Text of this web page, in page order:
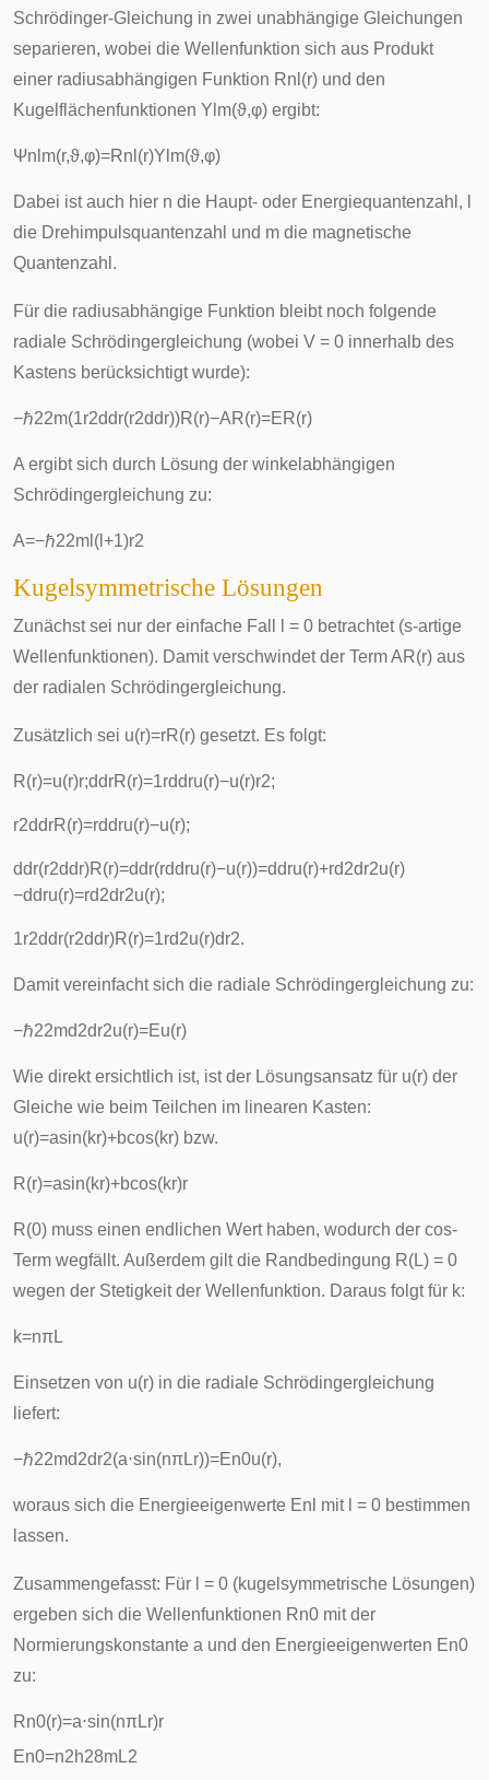
Schrödinger-Gleichung in zwei unabhängige Gleichungen
separieren, wobei die Wellenfunktion sich aus Produkt
einer radiusabhängigen Funktion Rn (r) und den
Kugelflächenfunktionen Y m(ϑ,φ) ergibt:
Ψn m(r,ϑ,φ)=Rn (r)Y m(ϑ,φ)
Dabei ist auch hier n die Haupt- oder Energiequantenzahl,
die Drehimpulsquantenzahl und m die magnetische
Quantenzahl.
Für die radiusabhängige Funktion bleibt noch folgende
radiale Schrödingergleichung (wobei V = 0 innerhalb des
Kastens berücksichtigt wurde):
−ℏ22m(1r2ddr(r2ddr))R(r)−AR(r)=ER(r)
A ergibt sich durch Lösung der winkelabhängigen
Schrödingergleichung zu:
A=−ℏ22m ( +1)r2
Kugelsymmetrische Lösungen
Zunächst sei nur der einfache Fall l = 0 betrachtet (s-artige
Wellenfunktionen). Damit verschwindet der TermAR(r) aus
der radialen Schrödingergleichung.
Zusätzlich sei u(r)=rR(r) gesetzt. Es folgt:
R(r)=u(r)r;ddrR(r)=1rddru(r)−u(r)r2;
r2ddrR(r)=rddru(r)−u(r);
ddr(r2ddr)R(r)=ddr(rddru(r)−u(r))=ddru(r)+rd2dr2u(r)
−ddru(r)=rd2dr2u(r);
1r2ddr(r2ddr)R(r)=1rd2u(r)dr2.
Damit vereinfacht sich die radiale Schrödingergleichung zu:
−ℏ22md2dr2u(r)=Eu(r)
Wie direkt ersichtlich ist, ist der Lösungsansatz für u(r) der
Gleiche wie beim Teilchen im linearen Kasten:
u(r)=asin(kr)+bcos(kr) bzw.
R(r)=asin(kr)+bcos(kr)r
R(0) muss einen endlichen Wert haben, wodurch der cos-
Term wegfällt. Außerdem gilt die Randbedingung R(L) = 0
wegen der Stetigkeit der Wellenfunktion. Daraus folgt für k:
k=nπL
Einsetzen von u(r) in die radiale Schrödingergleichung
liefert:
−ℏ22md2dr2(a⋅sin(nπLr))=En0u(r),
woraus sich die Energieeigenwerte En mit l = 0 bestimmen
lassen.
Zusammengefasst: Für l = 0 (kugelsymmetrische Lösungen)
ergeben sich die Wellenfunktionen Rn0 mit der
Normierungskonstante a und den Energieeigenwerten En0
zu:
Rn0(r)=a⋅sin(nπLr)r
En0=n2h28mL2